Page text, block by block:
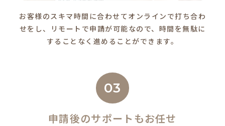
お客様のスキマ時間に合わせてオンラインで打ち合わ
せをし、リモートで申請が可能なので、時間を無駄に
することなく進めることができます。
03
申請後のサポートもお任せ